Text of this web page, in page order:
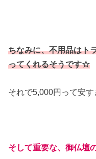
ちなみに、不用品はト
ってくれるそうです☆
それで5,000円って安
そして重要な、御仏壇